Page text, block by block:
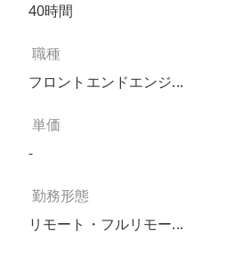
40時間
職種
フロントエンドエンジ...
単価
-
勤務形態
リモート・フルリモー...